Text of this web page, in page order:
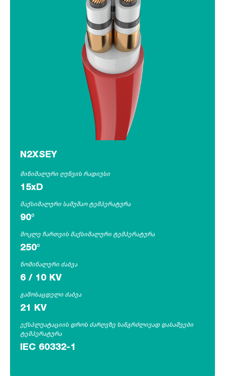
N2XSEY
მინიმალური ღუნვის რადიუსი
15xD
მაქსიმალური სამუშაო ტემპერატურა
90°
მოკლე ჩართვის მაქსიმალური ტემპერატურა
250°
ნომინალური ძაბვა
6 / 10 KV
გამოსაცდელი ძაბვა
21 KV
ექსპლუატაციის დროს ძარღვზე ხანგრძლივად დასაშვები
ტემპერატურა
IEC 60332-1